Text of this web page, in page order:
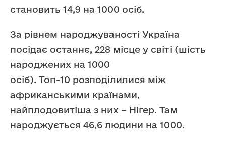
становить 14,9 на 1000 осіб.
За рівнем народжуваності Україна
посідає останнє, 228 місце у світі (шість
народжених на 1000
осіб). Топ-10 розподілилися між
африканськими країнами,
найплодовитіша з них – Нігер. Там
народжується 46,6 людини на 1000.